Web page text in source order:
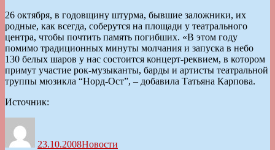
26 октября, в годовщину штурма, бывшие заложники, их
родные, как всегда, соберутся на площади у театрального
центра, чтобы почтить память погибших. «В этом году
помимо традиционных минуты молчания и запуска в небо
130 белых шаров у нас состоится концерт-реквием, в котором
примут участие рок-музыканты, барды и артисты театральной
труппы мюзикла “Норд-Ост”, – добавила Татьяна Карпова.
Источник:
23.10.2008Новости